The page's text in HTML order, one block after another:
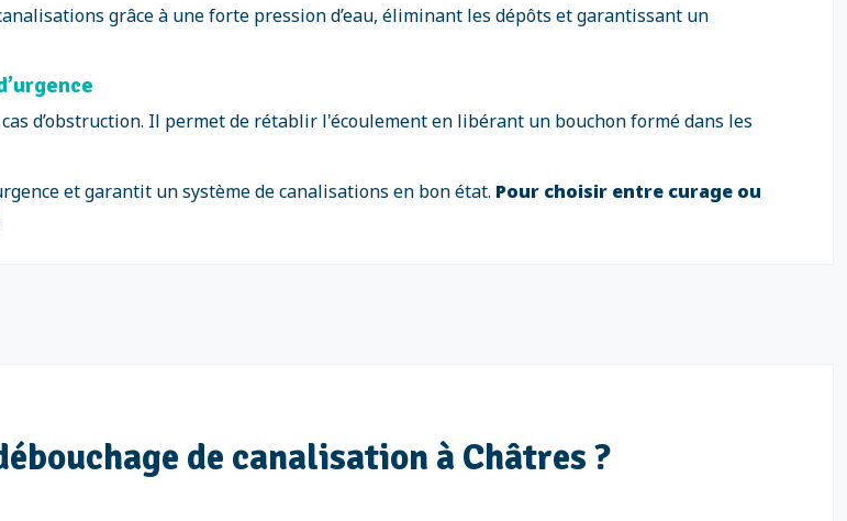
grâce à une forte pression d’eau, éliminant les dépôts et garantissant un
d’obstruction. Il permet de rétablir l'écoulement en libérant un bouchon formé dans les
et garantit un système de canalisations en bon état. Pour choisir entre curage ou
de canalisation à Châtres ?